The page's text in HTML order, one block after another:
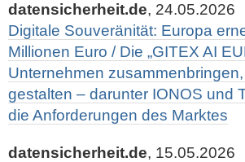
datensicherheit.de, 24.05.2026
Digitale Souveränität: Europa
Millionen Euro / Die „GITEX AI
Unternehmen
gestalten – darunter IONOS und
die Anforderungen des Marktes
datensicherheit.de, 15.05.2026